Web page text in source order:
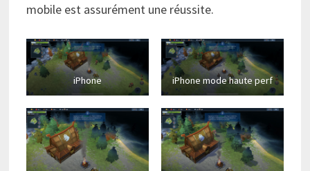
mobile est assurément une réussite.
iPhone iPhone mode haute perf